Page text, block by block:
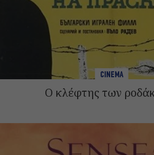
CINEMA
Ο κλέφτης των